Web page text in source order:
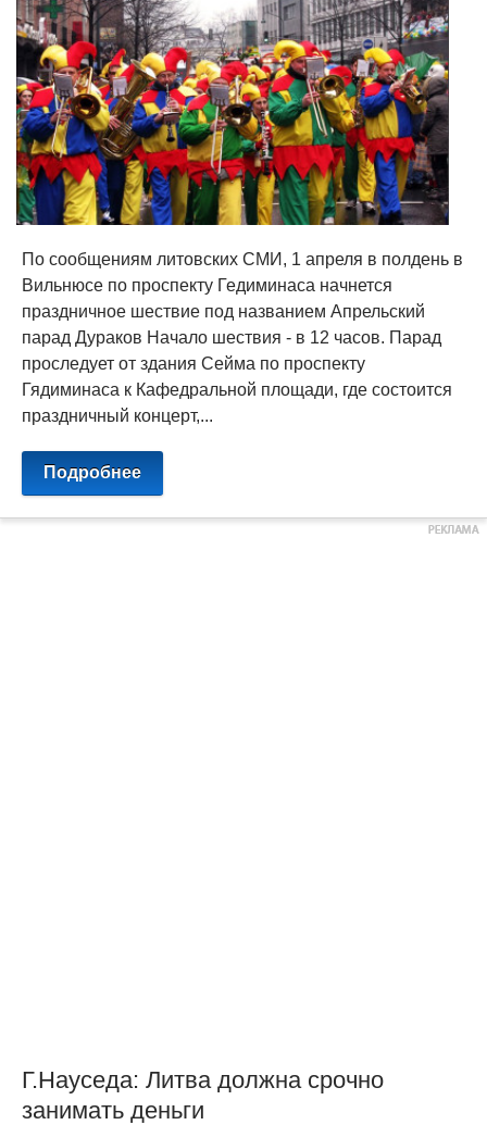
По сообщениям литовских СМИ, 1 апреля в полдень в
Вильнюсе по проспекту Гедиминаса начнется
праздничное шествие под названием Апрельский
парад Дураков Начало шествия - в 12 часов. Парад
проследует от здания Сейма по проспекту
Гядиминаса к Кафедральной площади, где состоится
праздничный концерт,...
Подробнее
Г.Науседа: Литва должна срочно
занимать деньги